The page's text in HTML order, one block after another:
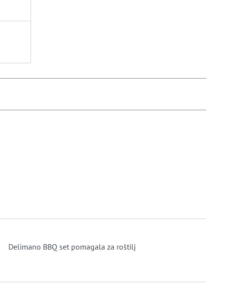
Delimano BBQ set pomagala za roštilj